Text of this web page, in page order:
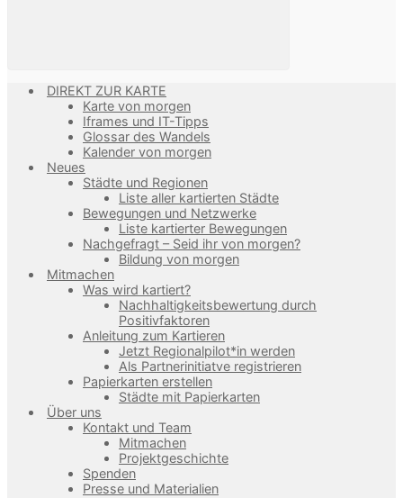
DIREKT ZUR KARTE
Karte von morgen
Iframes und IT-Tipps
Glossar des Wandels
Kalender von morgen
Neues
Städte und Regionen
Liste aller kartierten Städte
Bewegungen und Netzwerke
Liste kartierter Bewegungen
Nachgefragt – Seid ihr von morgen?
Bildung von morgen
Mitmachen
Was wird kartiert?
Nachhaltigkeitsbewertung durch
Positivfaktoren
Anleitung zum Kartieren
Jetzt Regionalpilot*in werden
Als Partnerinitiatve registrieren
Papierkarten erstellen
Städte mit Papierkarten
Über uns
Kontakt und Team
Mitmachen
Projektgeschichte
Spenden
Presse und Materialien